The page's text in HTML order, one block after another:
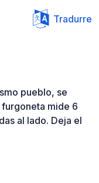
Tradurre
pueblo, se
mide 6
al lado. Deja el